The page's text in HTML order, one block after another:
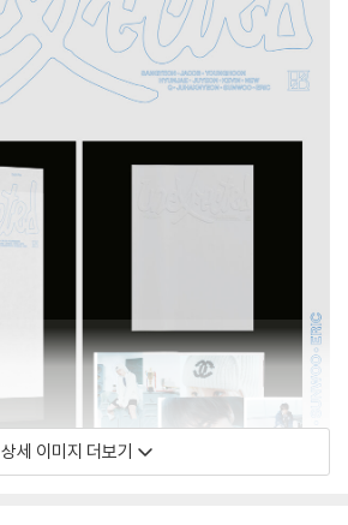
상세 이미지 더보기